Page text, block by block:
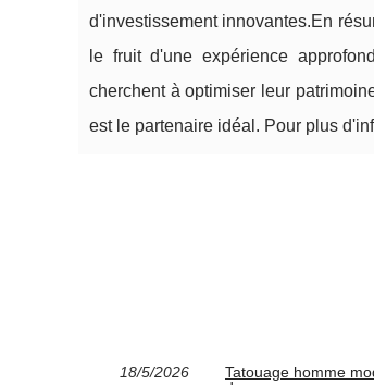
d'investissement innovantes.En
le fruit d'une expérience
cherchent à optimiser leur
est le partenaire idéal. Pour plus
18/5/2026
Tatouage homme